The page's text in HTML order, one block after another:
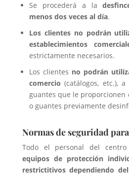
Se procederá a la
menos dos veces al día.
Los clientes no podrán
establecimientos
estrictamente necesarios.
Los clientes no podrán
comercio (catálogos, etc.),
guantes que le proporcionen
o guantes previamente
Normas de seguridad
Todo el personal del
equipos de protección
restrictitivos dependiendo